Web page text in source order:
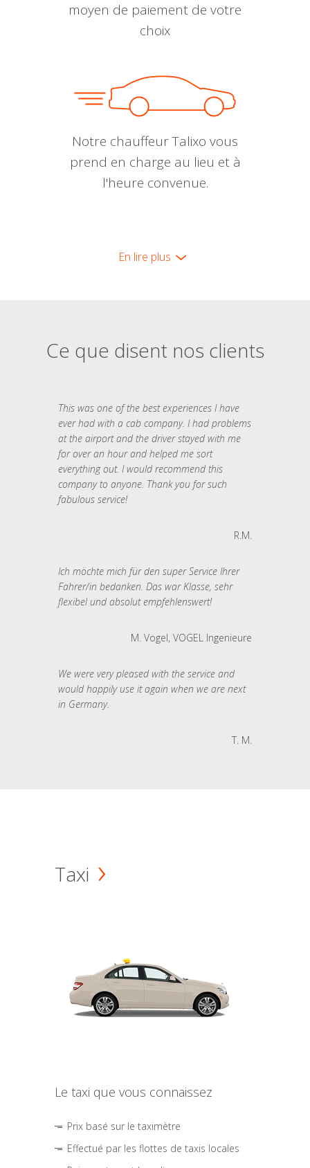
moyen de paiement de votre
choix
Notre chauffeur Talixo vous
prend en charge au lieu et à
l'heure convenue.
En lire plus
Ce que disent nos clients
This was one of the best experiences I have
ever had with a cab company. I had problems
at the airport and the driver stayed with me
for over an hour and helped me sort
everything out. I would recommend this
company to anyone. Thank you for such
fabulous service!
R.M.
Ich möchte mich für den super Service Ihrer
Fahrer/in bedanken. Das war Klasse, sehr
flexibel und absolut empfehlenswert!
M. Vogel, VOGEL Ingenieure
We were very pleased with the service and
would happily use it again when we are next
in Germany.
T. M.
Taxi
Le taxi que vous connaissez
Prix basé sur le taximètre
Effectué par les flottes de taxis locales